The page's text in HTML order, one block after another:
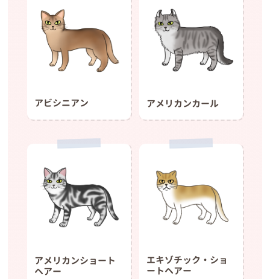
アビシニアン アメリカンカール
アメリカンショート
ヘアー
エキゾチック・ショ
ートヘアー